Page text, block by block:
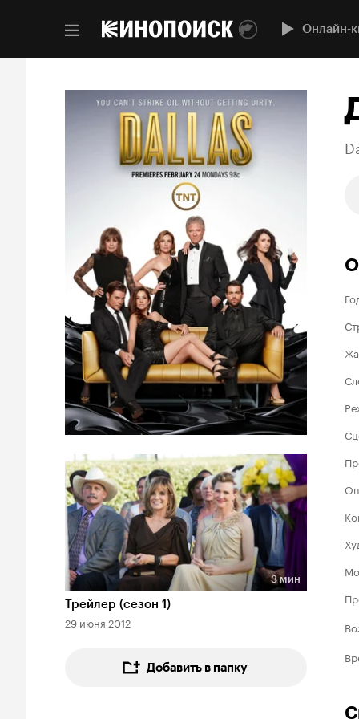
Онлайн-
Длительность 3 мин
3 мин
Трейлер (сезон 1)
29 июня 2012
Добавить в папку